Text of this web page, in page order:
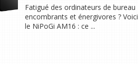
Fatigué des ordinateurs de bureau
encombrants et énergivores ? Voici
le NiPoGi AM16 : ce ...